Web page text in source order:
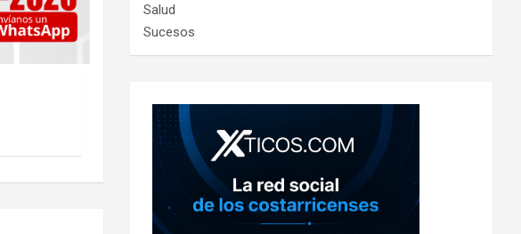
Salud
Sucesos